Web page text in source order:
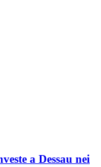
a Dessau nei